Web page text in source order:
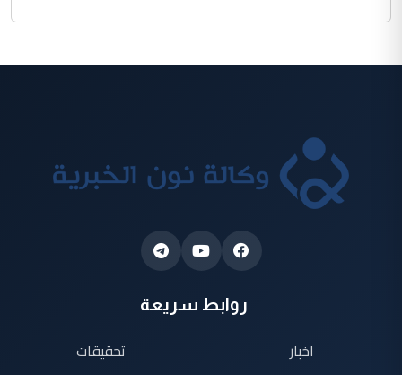
روابط سريعة
اخبار
تحقيقات